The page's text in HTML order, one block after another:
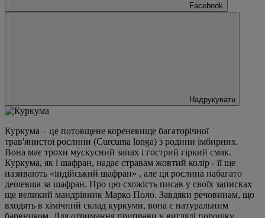
Facebook
Надрукувати
Куркума – це потовщене кореневище багаторічної
трав'янистої рослини (Curcuma longa) з родини імбирних.
Вона має трохи мускусний запах і гострий гіркий смак.
Куркума, як і шафран, надає стравам жовтий колір - її ще
називають «індійський шафран» , але ця рослина набагато
дешевша за шафран. Про цю схожість писав у своїх записках
ще великий мандрівник Марко Поло. Завдяки речовинам, що
входять в хімічний склад куркуми, вона є натуральним
барвником. Для отримання приправи у вигляді порошку